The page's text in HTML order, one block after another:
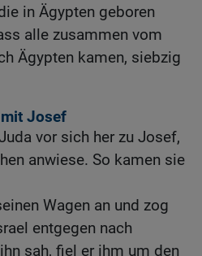
in Ägypten geboren
alle zusammen vom
Ägypten kamen, siebzig
Josef
vor sich her zu Josef,
anwiese. So kamen sie
Wagen an und zog
entgegen nach
sah, fiel er ihm um den